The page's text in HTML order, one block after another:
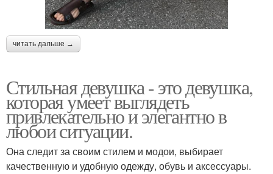
читать дальше →
Стильная девушка - это девушка,
которая умеет выглядеть
привлекательно и элегантно в
любои ситуации.
Она следит за своим стилем и модои, выбирает
качественную и удобную одежду, обувь и аксессуары.